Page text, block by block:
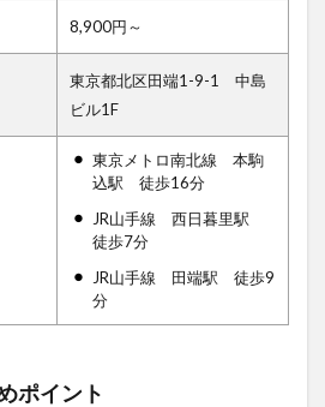
8,900円～
東京都北区田端1-9-1 中島
ビル1F
東京メトロ南北線 本駒
込駅 徒歩16分
JR山手線 西日暮里駅
徒歩7分
JR山手線 田端駅 徒歩9
分
ポイント